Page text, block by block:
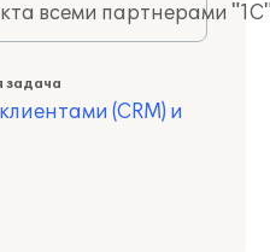
всеми партнерами
задача
(CRM) и